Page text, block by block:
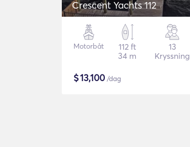
Crescent Yachts 112
Motorbåt
112 ft
34 m
13
Kryssning
$13,100 /dag